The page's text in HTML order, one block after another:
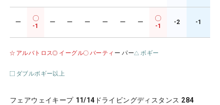
ー
-1
ー ー ー ー ー ー
-1
-2 -1
アルバトロス イーグル バーティ ー パー ボギー
ダブルボギー以上
フェアウェイキープ 11/14 ドライビングディスタンス 284